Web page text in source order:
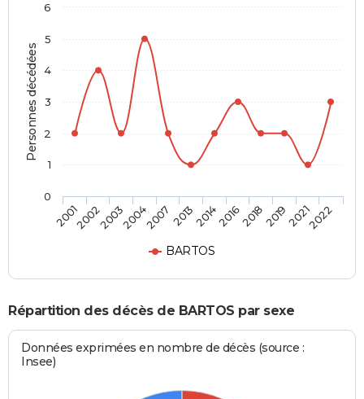
Personnes décédées
BARTOS
200120022003200420072013201420162018201920212022
0
1
2
3
4
5
6
Répartition des décès de BARTOS par sexe
Données exprimées en nombre de décès (source :
Insee)